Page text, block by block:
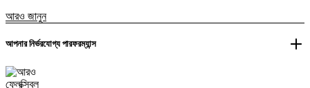
আরও জানুন
আপনার নির্ভরযোগ্য পারফরম্যান্স